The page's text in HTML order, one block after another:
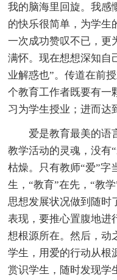
我的脑海里回旋。我感
的快乐很简单，为学生
一次成功赞叹不已，更
满怀。现在想想深知自
业解惑也”。传道在前
个教育工作者既要有一
习为学生授业；进而达
爱是教育最美的语言
教学活动的灵魂，没有
枯燥。只有教师“爱”字
生，“教育”在先，“教
思想发展状况做到随时
表现，要推心置腹地进
想根源所在。然后，动
学生，用爱的行动从根
赏识学生，随时发现学